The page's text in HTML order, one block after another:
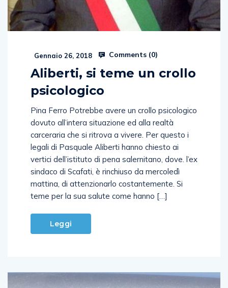
Gennaio 26, 2018 Comments (0)
Aliberti, si teme un crollo
psicologico
Pina Ferro Potrebbe avere un crollo psicologico
dovuto all’intera situazione ed alla realtà
carceraria che si ritrova a vivere. Per questo i
legali di Pasquale Aliberti hanno chiesto ai
vertici dell’istituto di pena salernitano, dove. l’ex
sindaco di Scafati, è rinchiuso da mercoledì
mattina, di attenzionarlo costantemente. Si
teme per la sua salute come hanno […]
Leggi